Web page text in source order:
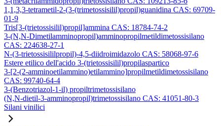
1,1,3,3-tetrametil-2-(3-(trimetossisilil)propil)guanidina CAS: 69709-
01-9
Tris[3-(trietossisilil)propil]ammina CAS: 18784-74-2
3-(N,N-Dimetilamminopropil)amminopropilmetildimetossisilano
CAS: 224638-27-1
N-(3-trietossisililpropil)-4,5-diidroimidazolo CAS: 58068-97-6
Estere etilico dell'acido 3-(trietossisilil)propilaspartico
3-[2-(2-amminoetilammino)etilammino]propilmetildimetossisilano
CAS: 99740-64-4
3-(Benzotriazol-1-il) propiltrimetossisilano
(N,N-dietil-3-amminopropil)trimetossisilano CAS: 41051-80-3
Silani vinilici